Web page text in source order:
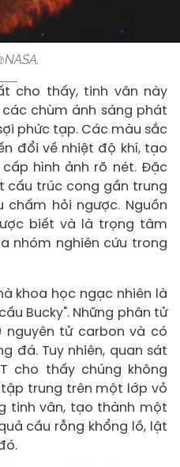
cho thấy, tinh vân này
chùm ánh sáng phát
phức tạp. Các màu sắc
đổi về nhiệt độ khí, tạo
hình ảnh rõ nét. Đặc
trúc cong gần trung
hỏi ngược. Nguồn
biết và là trọng tâm
nhóm nghiên cứu trong
khoa học ngạc nhiên là
Bucky". Những phân tử
tử carbon và có
đá. Tuy nhiên, quan sát
cho thấy chúng không
trung trên một lớp vỏ
tinh vân, tạo thành một
cầu rỗng khổng lồ, lật